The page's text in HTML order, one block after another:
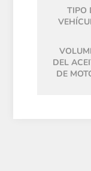
TIPO
DEL
DE